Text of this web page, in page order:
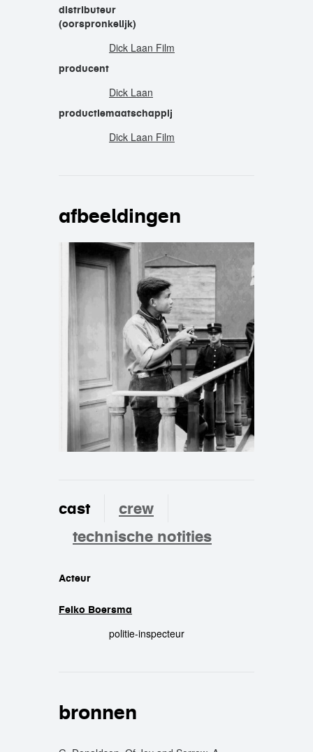
distributeur
(oorspronkelijk)
Dick Laan Film
producent
Dick Laan
productiemaatschappij
Dick Laan Film
afbeeldingen
cast
crew
technische notities
cast
Acteur
Feiko Boersma
politie-inspecteur
bronnen